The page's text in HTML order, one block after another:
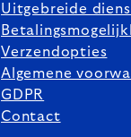
Uitgebreide
Verzendopties
Algemene
GDPR
Contact